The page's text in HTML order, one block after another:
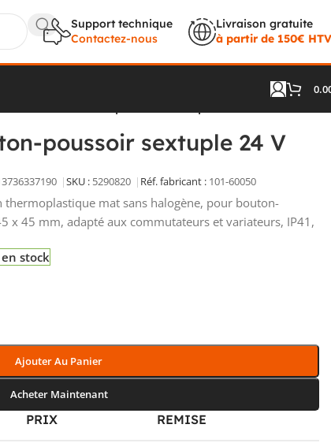
Support technique
Contactez-nous
Livraison gratuite
à partir de 150€
poussoir sextuple 24 V
SKU :5290820 Réf. fabricant :101-60050
thermoplastique mat sans halogène, pour bouton-
x 45 mm, adapté aux commutateurs et variateurs, IP41,
stock
Ajouter Au Panier
Acheter Maintenant
PRIX REMISE